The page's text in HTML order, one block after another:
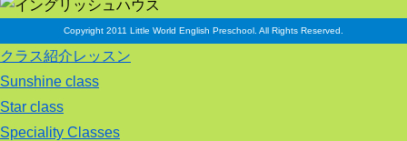
Copyright 2011 Little World English Preschool. All Rights Reserved.
クラス紹介レッスン
Sunshine class
Star class
Speciality Classes